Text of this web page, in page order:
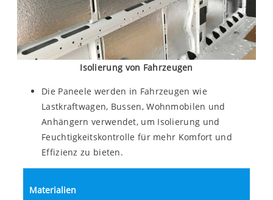
Isolierung von Fahrzeugen
Die Paneele werden in Fahrzeugen wie
Lastkraftwagen, Bussen, Wohnmobilen und
Anhängern verwendet, um Isolierung und
Feuchtigkeitskontrolle für mehr Komfort und
Effizienz zu bieten.
Materialien